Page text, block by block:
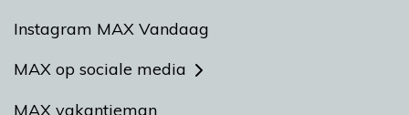
Instagram MAX Vandaag
MAX op sociale media
MAX vakantieman